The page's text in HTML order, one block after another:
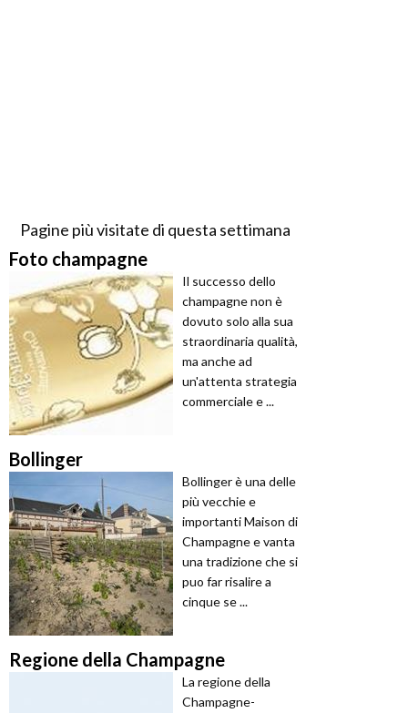
Pagine più visitate di questa settimana
Foto champagne
Il successo dello
champagne non è
dovuto solo alla sua
straordinaria qualità,
ma anche ad
un'attenta strategia
commerciale e ...
Bollinger
Bollinger è una delle
più vecchie e
importanti Maison di
Champagne e vanta
una tradizione che si
puo far risalire a
cinque se ...
Regione della Champagne
La regione della
Champagne-